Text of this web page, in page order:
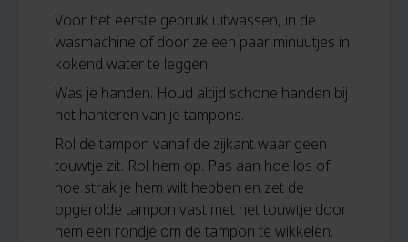
Voor het eerste gebruik uitwassen, in de
wasmachine of door ze een paar minuutjes in
kokend water te leggen.
Was je handen. Houd altijd schone handen bij
het hanteren van je tampons.
Rol de tampon vanaf de zijkant waar geen
touwtje zit. Rol hem op. Pas aan hoe los of
hoe strak je hem wilt hebben en zet de
opgerolde tampon vast met het touwtje door
hem een ​​rondje om de tampon te wikkelen.